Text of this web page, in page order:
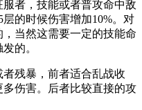
者，技能或者普攻命中敌
的时候伤害增加10%。对
当然这需要一定的技能命
的。
残暴，前者适合乱战收
伤害。后者比较直接的攻